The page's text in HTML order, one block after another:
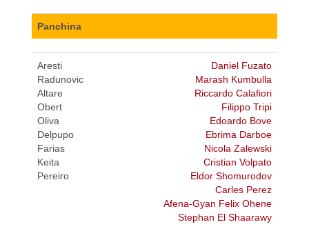
Panchina
Aresti
Radunovic
Altare
Obert
Oliva
Delpupo
Farias
Keita
Pereiro
Daniel Fuzato
Marash Kumbulla
Riccardo Calafiori
Filippo Tripi
Edoardo Bove
Ebrima Darboe
Nicola Zalewski
Cristian Volpato
Eldor Shomurodov
Carles Perez
Afena-Gyan Felix Ohene
Stephan El Shaarawy